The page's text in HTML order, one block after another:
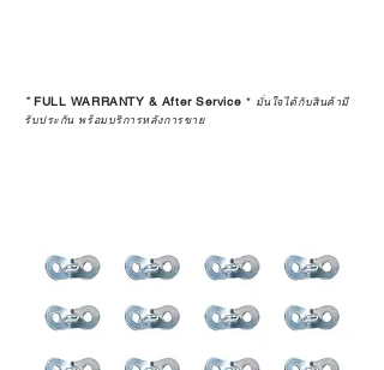
STUDIO และร้านตัวแทนจำหน่ายที่
ได้รับการแต่งตั้งอย่างเป็นทางการ จะ
หรือการแก้ไขปัญหาที่อาจเกิดขึ้นใน
อนาคต
ก่อนตัดสินใจซื้อสินค้า เราอยาก
แนะนำให้คุณสอบถามทุกครั้งว่า ร้าน
*FULL WARRANTY & After Service * มั่นใจได้กับสินค้ามี
รับประกัน พร้อมบริการหลังการขาย